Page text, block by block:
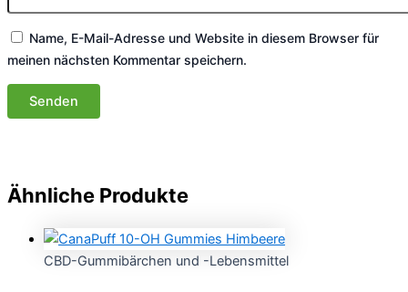
Name, E-Mail-Adresse und Website in diesem Browser für
meinen nächsten Kommentar speichern.
Ähnliche Produkte
CBD-Gummibärchen und -Lebensmittel